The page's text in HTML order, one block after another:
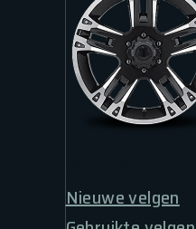
Nieuwe velgen